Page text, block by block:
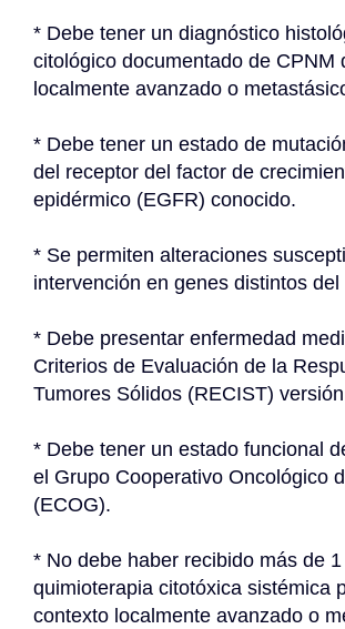
* Debe tener un diagnóstico
citológico documentado de CPNM
localmente avanzado o
* Debe tener un estado de
del receptor del factor de
epidérmico (EGFR) conocido.
* Se permiten alteraciones
intervención en genes distintos del
* Debe presentar enfermedad
Criterios de Evaluación de la
Tumores Sólidos (RECIST)
* Debe tener un estado funcional
el Grupo Cooperativo Oncológico
(ECOG).
* No debe haber recibido más de
quimioterapia citotóxica sistémica
contexto localmente avanzado o